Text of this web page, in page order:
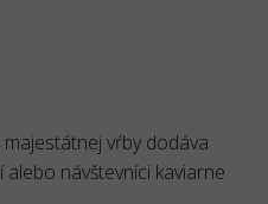
vŕby dodáva
návštevníci kaviarne